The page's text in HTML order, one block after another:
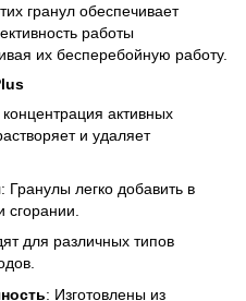
гранул обеспечивает
работы
их бесперебойную работу.
активных
и удаляет
: Гранулы легко добавить в
сгорании.
для различных типов
: Изготовлены из